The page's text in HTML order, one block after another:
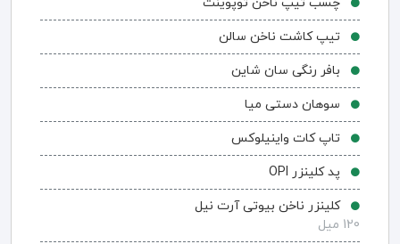
تیپ کاشت ناخن سالن
بافر رنگی سان شاین
سوهان دستی میا
تاپ کات واینیلوکس
پد کلینزر OPI
کلینزر ناخن بیوتی آرت نیل
120 میل